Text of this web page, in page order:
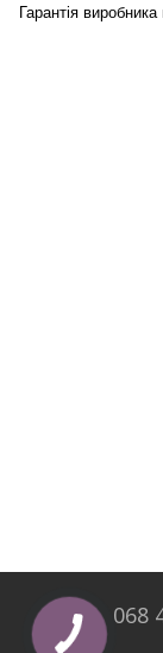
Гарантія виробника
068